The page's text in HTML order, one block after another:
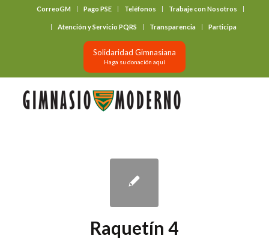
CorreoGM Pago PSE Teléfonos Trabaje con Nosotros
Atención y Servicio PQRS Transparencia Participa
Solidaridad Gimnasiana
Haga su donación aquí
Raquetín 4